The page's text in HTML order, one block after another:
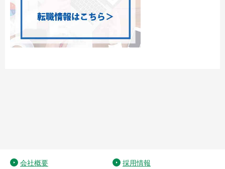
会社概要 採用情報